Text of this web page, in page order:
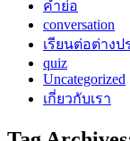
คำย่อ
conversation
เรียนต่อต่างป
quiz
Uncategorized
เกี่ยวกับเรา